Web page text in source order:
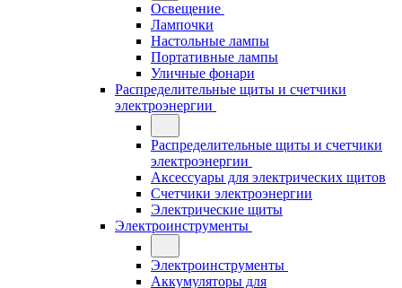
Освещение
Лампочки
Настольные лампы
Портативные лампы
Уличные фонари
Распределительные щиты и счетчики
электроэнергии
Распределительные щиты и счетчики
электроэнергии
Аксессуары для электрических щитов
Счетчики электроэнергии
Электрические щиты
Электроинструменты
Электроинструменты
Аккумуляторы для